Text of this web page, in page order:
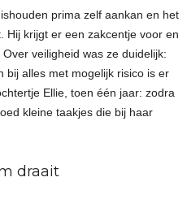
prima zelf aankan en het
Hij krijgt er een zakcentje voor en
veiligheid was ze duidelijk:
bij alles met mogelijk risico is er
Ellie, toen één jaar: zodra
kleine taakjes die bij haar
draait